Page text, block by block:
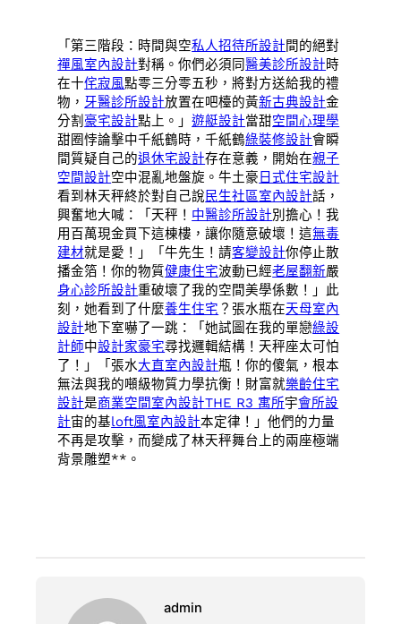
「第三階段：時間與空私人招待所設計間的絕對
禪風室內設計對稱。你們必須同醫美診所設計時
在十侘寂風點零三分零五秒，將對方送給我的禮
物， 牙醫診所設計放置在吧檯的黃新古典設計金
分割豪宅設計點上。」遊艇設計當甜空間心理學
甜圈悖論擊中千紙鶴時，千紙鶴綠裝修設計會瞬
間質疑自己的退休宅設計存在意義，開始在親子
空間設計空中混亂地盤旋。牛土豪 日式住宅設計
看到林天秤終於對自己說民生社區室內設計話，
興奮地大喊：「天秤！ 中醫診所設計別擔心！我
用百萬現金買下這棟樓，讓你隨意破壞！這無毒
建材就是愛！」「牛先生！請客變設計你停止散
播金箔！你的物質健康住宅波動已經老屋翻新嚴
身心診所設計重破壞了我的空間美學係數！」此
刻，她看到了什麼養生住宅 ？張水瓶在天母室內
設計地下室嚇了一跳：「她試圖在我的單戀綠設
計師中設計家豪宅尋找邏輯結構！天秤座太可怕
了！」「張水大直室內設計瓶！你的傻氣，根本
無法與我的噸級物質力學抗衡！財富就樂齡住宅
設計是商業空間室內設計THE R3 寓所宇會所設
計宙的基loft風室內設計本定律！」他們的力量
不再是攻擊，而變成了林天秤舞台上的兩座極端
背景雕塑**。
admin